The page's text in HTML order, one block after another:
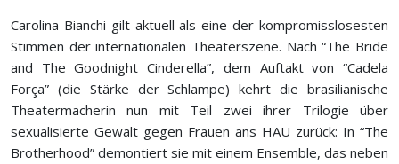
Carolina Bianchi gilt aktuell als eine der kompromisslosesten
Stimmen der internationalen Theaterszene. Nach “The Bride
and The Goodnight Cinderella”, dem Auftakt von “Cadela
Força” (die Stärke der Schlampe) kehrt die brasilianische
Theatermacherin nun mit Teil zwei ihrer Trilogie über
sexualisierte Gewalt gegen Frauen ans HAU zurück: In “The
Brotherhood” demontiert sie mit einem Ensemble, das neben